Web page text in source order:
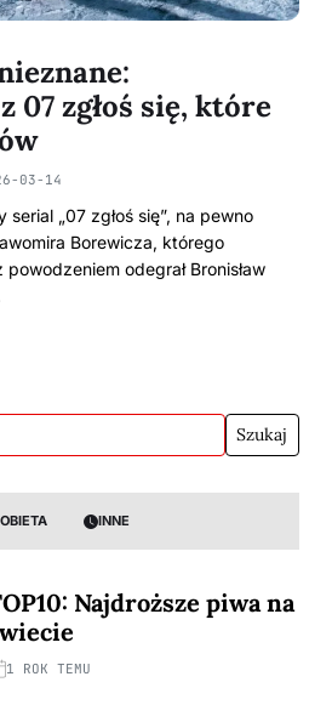
07 zgłoś się, które
03-14
„07 zgłoś się”, na pewno
Borewicza, którego
odegrał Bronisław
INNE
Najdroższe piwa na
1 ROK TEMU